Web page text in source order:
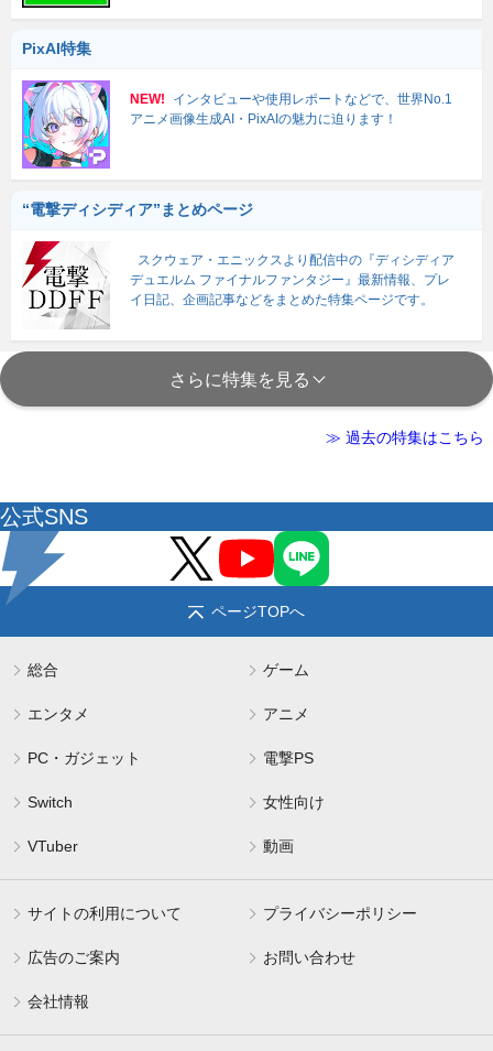
PixAI特集
NEW!
インタビューや使用レポートなどで、世界No.1
アニメ画像生成AI・PixAIの魅力に迫ります！
“電撃ディシディア”まとめページ
スクウェア・エニックスより配信中の『ディシディア
デュエルム ファイナルファンタジー』最新情報、プレ
イ日記、企画記事などをまとめた特集ページです。
さらに特集を見る
≫ 過去の特集はこちら
公式SNS
ページTOPへ
総合 ゲーム
エンタメ アニメ
PC・ガジェット 電撃PS
Switch 女性向け
VTuber 動画
サイトの利用について プライバシーポリシー
広告のご案内 お問い合わせ
会社情報